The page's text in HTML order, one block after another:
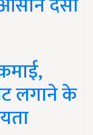
लगाने के